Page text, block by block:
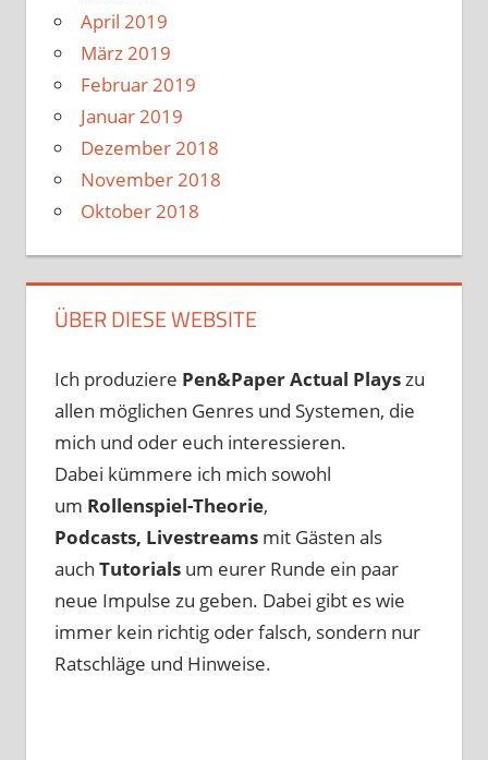
April 2019
März 2019
Februar 2019
Januar 2019
Dezember 2018
November 2018
Oktober 2018
ÜBER DIESE WEBSITE
Ich produziere Pen&PaperActual Playszu
allen möglichen Genres und Systemen, die
mich und oder euch interessieren.
Dabei kümmere ich mich sowohl
um Rollenspiel-Theorie,
Podcasts, Livestreams mit Gästen als
auch Tutorials um eurer Runde ein paar
neue Impulse zu geben. Dabei gibt es wie
immer kein richtig oder falsch, sondern nur
Ratschläge und Hinweise.